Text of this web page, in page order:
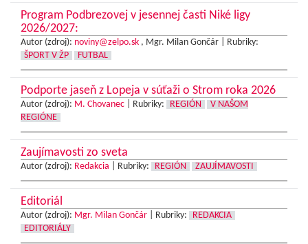
Program Podbrezovej v jesennej časti Niké ligy
2026/2027:
Autor (zdroj): noviny@zelpo.sk , Mgr. Milan Gončár |
Rubriky:
ŠPORT V ŽP
FUTBAL
Podporte jaseň z Lopeja v súťaži o Strom roka 2026
Autor (zdroj): M. Chovanec Rubriky: REGIÓN
V NAŠOM
REGIÓNE
Zaujímavosti zo sveta
Autor (zdroj): Redakcia Rubriky: REGIÓN ZAUJÍMAVOSTI
Editoriál
Autor (zdroj): Mgr. Milan Gončár Rubriky:
REDAKCIA
EDITORIÁLY